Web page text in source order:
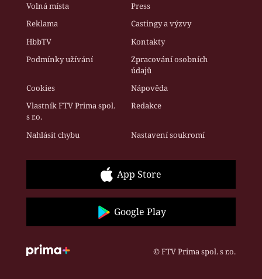
Volná místa
Press
Reklama
Castingy a výzvy
HbbTV
Kontakty
Podmínky užívání
Zpracování osobních
údajů
Cookies
Nápověda
Vlastník FTV Prima spol.
s r.o.
Redakce
Nahlásit chybu Nastavení soukromí
App Store
Google Play
© FTV Prima spol. s r.o.